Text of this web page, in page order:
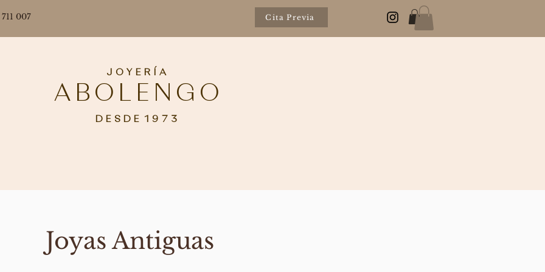
007 Cita Previa
Joyas Antiguas
J O Y E R Í A
A B O L E N G O
D E S D E 1 9 7 3